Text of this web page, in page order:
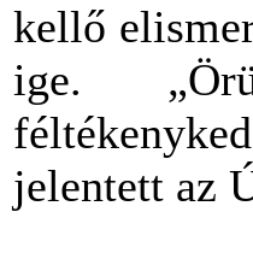
kellő
ige.
jelentett az